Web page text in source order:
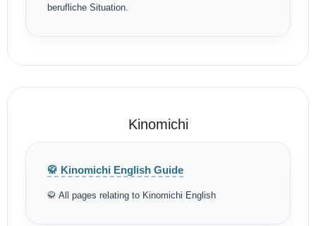
berufliche Situation.
Kinomichi
🥋 Kinomichi English Guide
🥋 All pages relating to Kinomichi English